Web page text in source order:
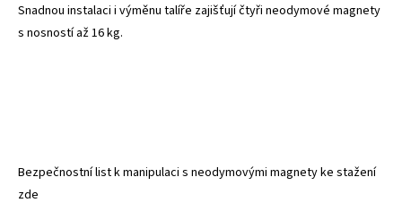
Snadnou instalaci i výměnu talíře zajišťují čtyři neodymové magnety
s nosností až 16 kg.
Bezpečnostní list k manipulaci s neodymovými magnety ke stažení
zde